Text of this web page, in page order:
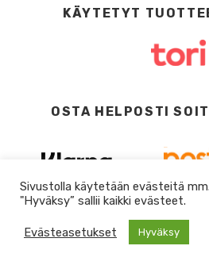
KÄYTETYT
OSTA HELPOSTI
DESIGN BY
Sivustolla käytetään evästeitä
"Hyväksy” sallii kaikki evästeet.
Evästeasetukset Hyväksy